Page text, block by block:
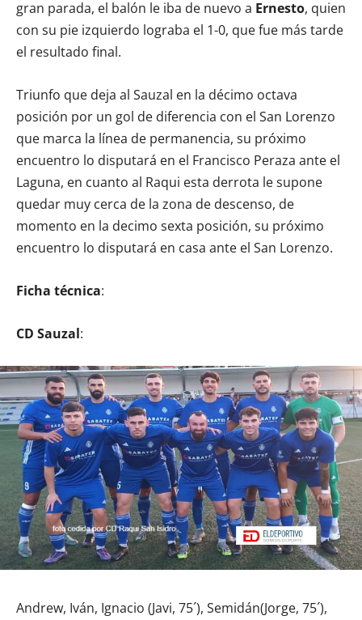
gran parada, el balón le iba de nuevo a Ernesto, quien
con su pie izquierdo lograba el 1-0, que fue más tarde
el resultado final.
Triunfo que deja al Sauzal en la décimo octava
posición por un gol de diferencia con el San Lorenzo
que marca la línea de permanencia, su próximo
encuentro lo disputará en el Francisco Peraza ante el
Laguna, en cuanto al Raqui esta derrota le supone
quedar muy cerca de la zona de descenso, de
momento en la decimo sexta posición, su próximo
encuentro lo disputará en casa ante el San Lorenzo.
Ficha técnica:
CD Sauzal:
Andrew, Iván, Ignacio (Javi, 75´), Semidán(Jorge, 75´),